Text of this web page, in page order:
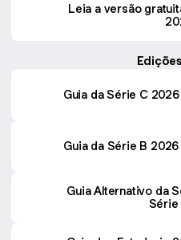
Leia a versão
Guia da Série C
Guia da Série B
Guia Alternativo da
Série